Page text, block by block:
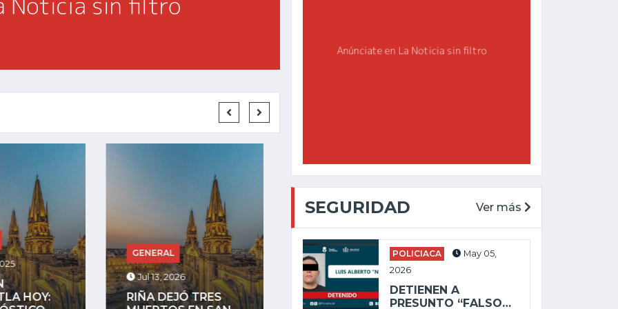
TRES
GENERAL
Jul 27, 2025
LA COMUNIDAD
INDÍGENA DE
CHAPALA
May 27, 2025
ALEJANDRO
AGUIRRE LLEVA
ENVÍAN A PRISIÓN
SEGURIDAD Ver más
POLICIACA
May 05,
2026
DETIENEN A
PRESUNTO “FALSO…